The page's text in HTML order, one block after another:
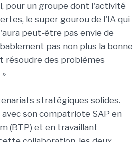
pour un groupe dont l'activité
le super gourou de l'IA qui
peut-être pas envie de
pas non plus la bonne
résoudre des problèmes
stratégiques solides.
son compatriote SAP en
(BTP) et en travaillant